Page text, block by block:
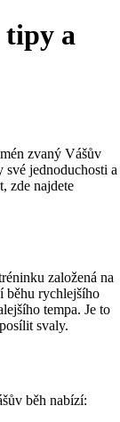
tipy a
zvaný Vášův
jednoduchosti a
zde najdete
založená na
běhu rychlejšího
tempa. Je to
svaly.
běh nabízí: